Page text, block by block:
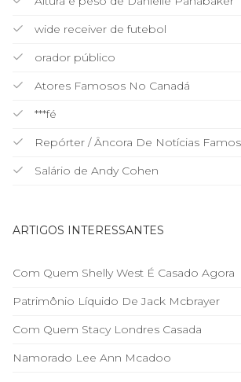
wide receiver de futebol
orador público
Atores Famosos No Canadá
***fé
Repórter / Âncora De Notícias
Salário de Andy Cohen
ARTIGOS INTERESSANTES
Com Quem Shelly West É Casado Agora
Patrimônio Líquido De Jack Mcbrayer
Com Quem Stacy Londres Casada
Namorado Lee Ann Mcadoo